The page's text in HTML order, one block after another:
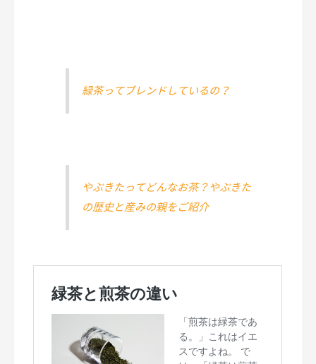
緑茶ってブレンドしているの？
やぶきたってどんなお茶？やぶきた
の歴史と産みの親をご紹介